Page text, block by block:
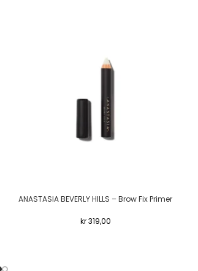
ANASTASIA BEVERLY HILLS – Brow Fix Primer
kr319,00